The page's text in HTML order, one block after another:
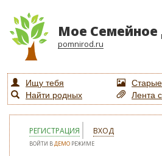
Мое Семейное
pomnirod.ru
Ищу тебя
Найти родных
Лента
РЕГИСТРАЦИЯ ВХОД
ВОЙТИ ВДЕМО РЕЖИМЕ